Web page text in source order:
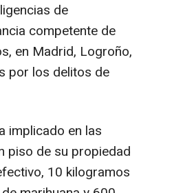
de
competente de
en Madrid, Logroño,
por los delitos de
implicado en las
piso de su propiedad
10 kilogramos